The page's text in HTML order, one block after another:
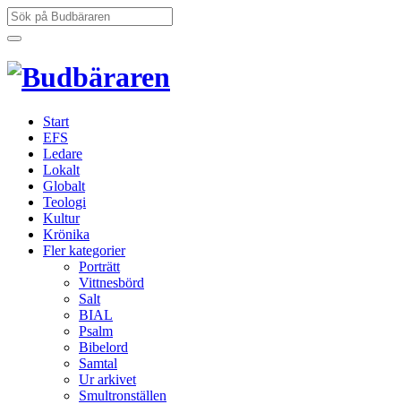
Hoppa
till
innehåll
Sök
efter:
Start
EFS
Ledare
Lokalt
Globalt
Teologi
Kultur
Krönika
Fler kategorier
Porträtt
Vittnesbörd
Salt
BIAL
Psalm
Bibelord
Samtal
Ur arkivet
Smultronställen